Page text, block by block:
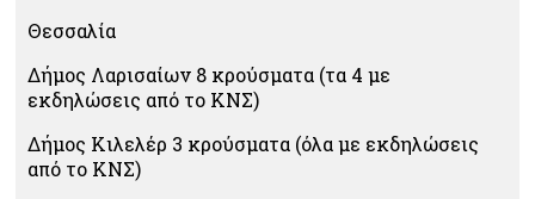
Θεσσαλία
Δήμος Λαρισαίων 8 κρούσματα (τα 4 με
εκδηλώσεις από το ΚΝΣ)
Δήμος Κιλελέρ 3 κρούσματα (όλα με εκδηλώσεις
από το ΚΝΣ)